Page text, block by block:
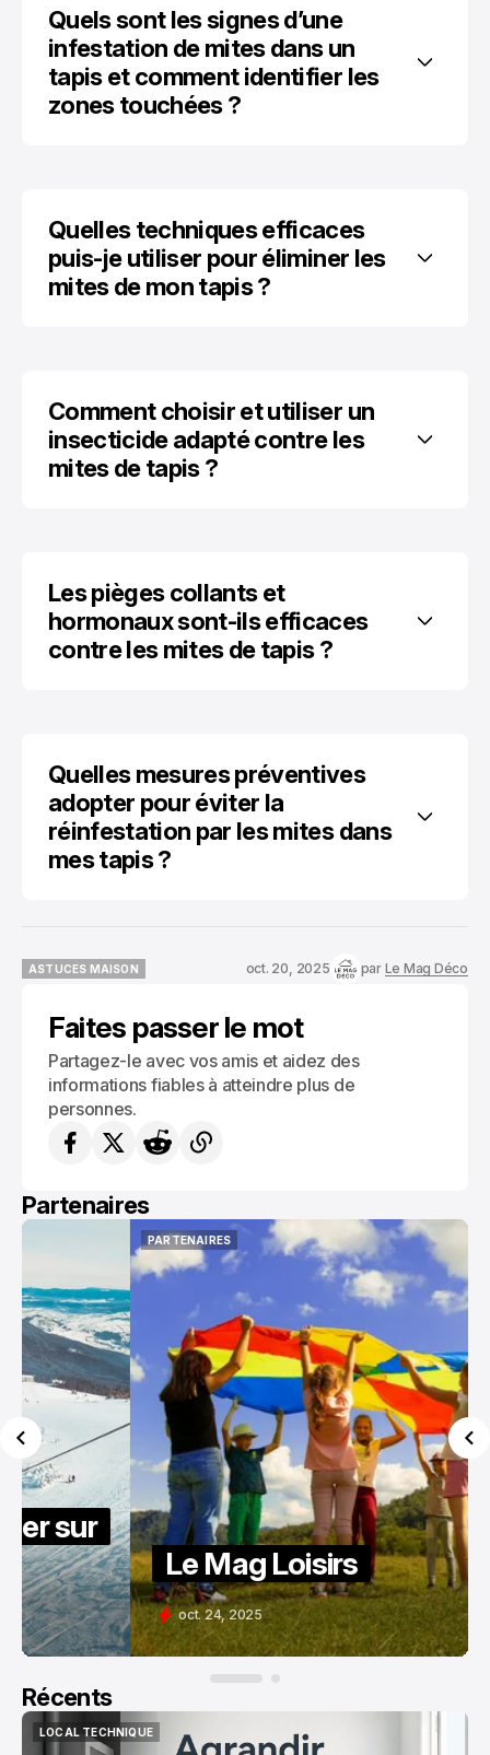
Quels sont les signes d’une
infestation de mites dans un
tapis et comment identifier les
zones touchées ?
Quelles techniques efficaces
puis-je utiliser pour éliminer les
mites de mon tapis ?
Comment choisir et utiliser un
insecticide adapté contre les
mites de tapis ?
Les pièges collants et
hormonaux sont-ils efficaces
contre les mites de tapis ?
Quelles mesures préventives
adopter pour éviter la
réinfestation par les mites dans
mes tapis ?
ASTUCES MAISON
oct. 20, 2025 par Le Mag Déco
Faites passer le mot
Partagez-le avec vos amis et aidez des
informations fiables à atteindre plus de
personnes.
Partenaires
Le Mag Loisirs
oct. 24, 2025
Récents
LOCAL TECHNIQUE
LOCAL TECHNIQUE